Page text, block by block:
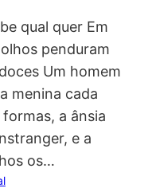
qual quer Em
penduram
Um homem
menina cada
a ânsia
e a
os…